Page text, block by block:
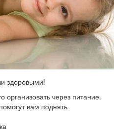
здоровыми!
через питание.
вам поднять